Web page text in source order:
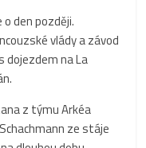
den později.
vlády a závod
dojezdem na La
z týmu Arkéa
ze stáje